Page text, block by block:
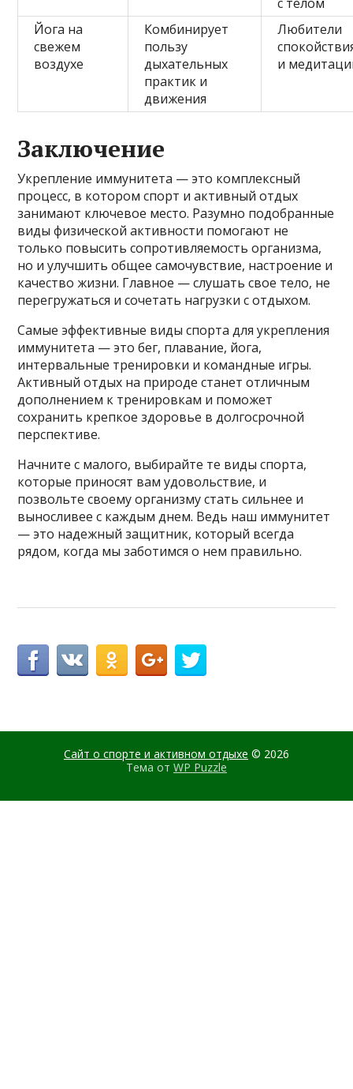
Йога на
свежем
воздухе
Комбинирует
пользу
дыхательных
практик и
движения
Любители
и
Заключение
Укрепление иммунитета — это комплексный
процесс, в котором спорт и активный отдых
занимают ключевое место. Разумно подобранные
виды физической активности помогают не
только повысить сопротивляемость организма,
но и улучшить общее самочувствие, настроение и
качество жизни. Главное — слушать свое тело, не
перегружаться и сочетать нагрузки с отдыхом.
Самые эффективные виды спорта для укрепления
иммунитета — это бег, плавание, йога,
интервальные тренировки и командные игры.
Активный отдых на природе станет отличным
дополнением к тренировкам и поможет
сохранить крепкое здоровье в долгосрочной
перспективе.
Начните с малого, выбирайте те виды спорта,
которые приносят вам удовольствие, и
позвольте своему организму стать сильнее и
выносливее с каждым днем. Ведь наш иммунитет
— это надежный защитник, который всегда
рядом, когда мы заботимся о нем правильно.
Сайт о спорте и активном отдыхе © 2026
Тема от WP Puzzle